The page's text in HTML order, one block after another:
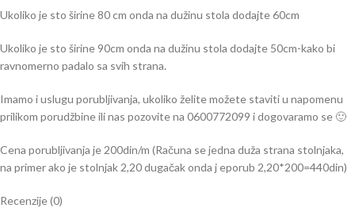
Ukoliko je sto širine 80 cm onda na dužinu stola dodajte 60cm
Ukoliko je sto širine 90cm onda na dužinu stola dodajte 50cm-kako bi
ravnomerno padalo sa svih strana.
Imamo i uslugu porubljivanja, ukoliko želite možete staviti u napomenu
prilikom porudžbine ili nas pozovite na 0600772099 i dogovaramo se 🙂
Cena porubljivanja je 200din/m (Računa se jedna duža strana stolnjaka,
na primer ako je stolnjak 2,20 dugačak onda j eporub 2,20*200=440din)
Recenzije (0)